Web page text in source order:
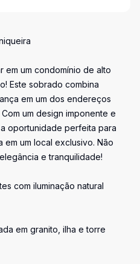
em um condomínio de alto
Este sobrado combina
em um dos endereços
um design imponente e
oportunidade perfeita para
um local exclusivo. Não
e tranquilidade!
com iluminação natural
em granito, ilha e torre